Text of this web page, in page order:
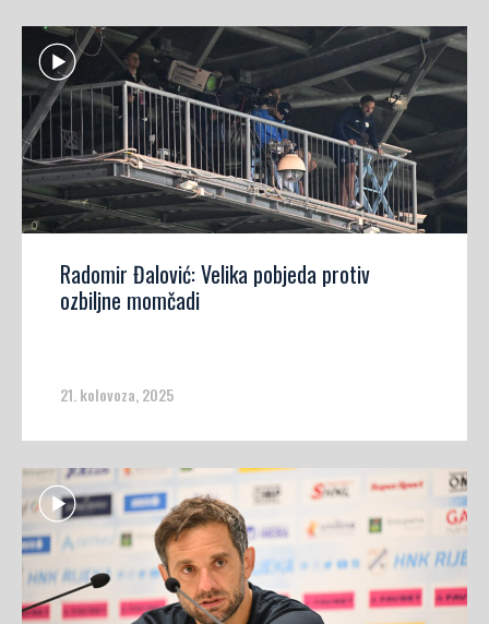
Radomir Đalović: Velika pobjeda protiv
ozbiljne momčadi
21. kolovoza, 2025